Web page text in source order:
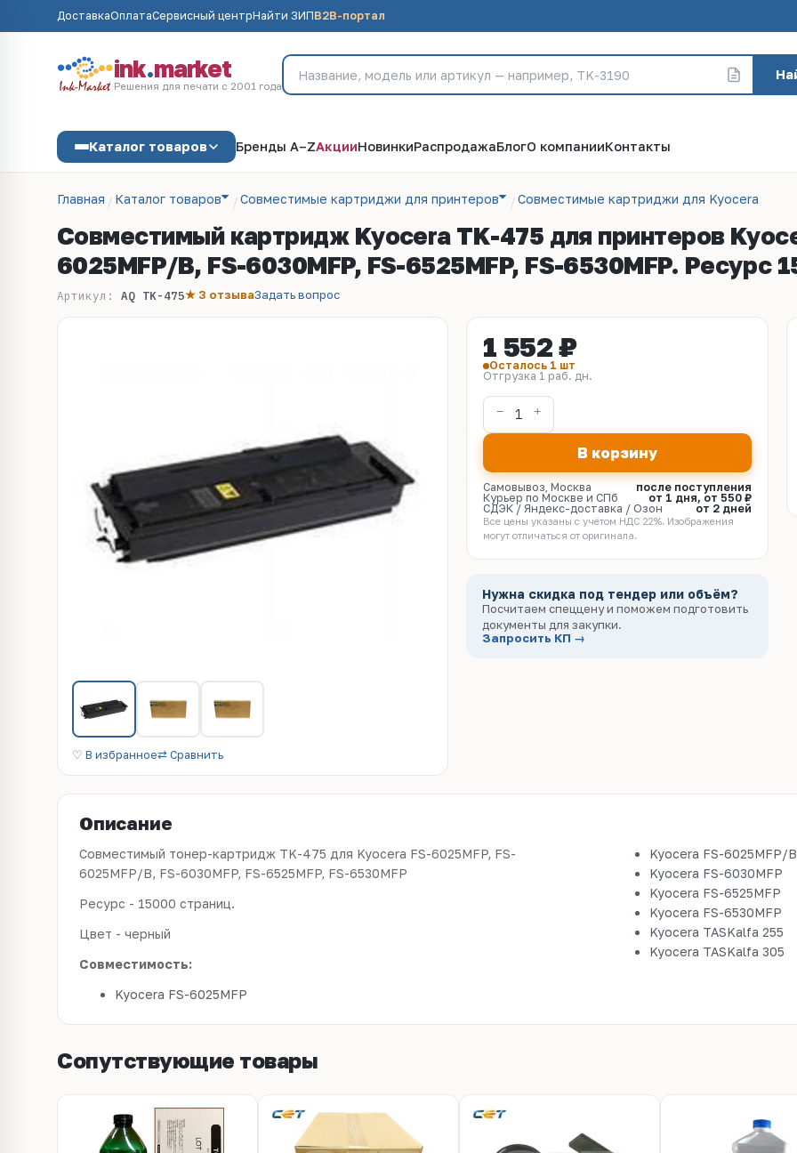
ДоставкаОплатаСервисный центрНайти ЗИПB2B-портал
ink.market
Решения для печати с 2001 года
Каталог товаров Бренды A–ZАкцииНовинкиРаспродажаБлогО компанииКонтакты
Главная Каталог товаров Совместимые картриджи для принтеров Совместимые картриджи для Kyocera
Совместимый картридж Kyocera TK-475 для принтеров
6025MFP/B, FS-6030MFP, FS-6525MFP, FS-6530MFP. Ресурс
Артикул: AQ TK-475★ 3 отзываЗадать вопрос
♡ В избранное⇄ Сравнить
1 552 ₽
Осталось 1 шт
Отгрузка 1 раб. дн.
В корзину
Самовывоз, Москва
после поступления
Курьер по Москве и СПб
от 1 дня, от 550 ₽
СДЭК / Яндекс-доставка / Озон
от 2 дней
Все цены указаны с учётом НДС 22%. Изображения
могут отличаться от оригинала.
Нужна скидка под тендер или объём?
Посчитаем спеццену и поможем подготовить
документы для закупки.
Запросить КП →
Описание
Совместимый тонер-картридж TK-475 для Kyocera FS-6025MFP, FS-
6025MFP/B, FS-6030MFP, FS-6525MFP, FS-6530MFP
Ресурс - 15000 страниц.
Цвет - черный
Совместимость:
Kyocera FS-6025MFP
Kyocera FS-6025MFP/B
Kyocera FS-6030MFP
Kyocera FS-6525MFP
Kyocera FS-6530MFP
Kyocera TASKalfa 255
Kyocera TASKalfa 305
Сопутствующие товары